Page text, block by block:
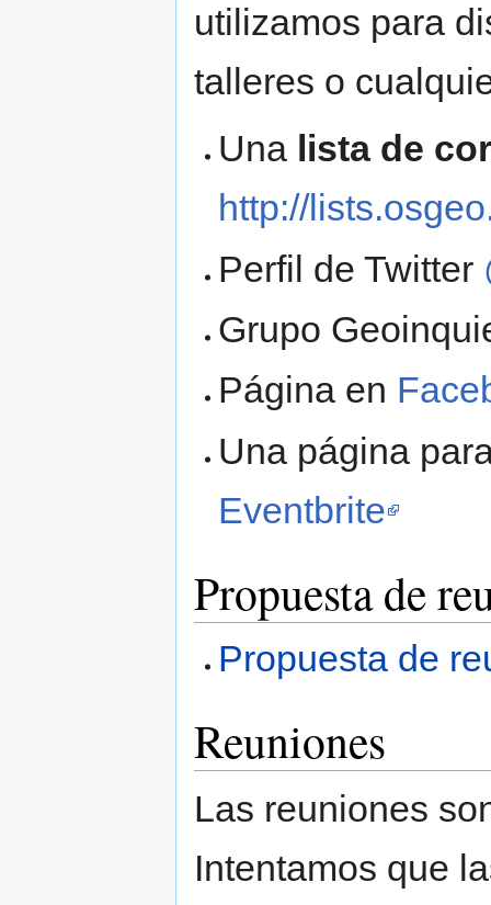
utilizamos para
talleres o
Una lista de
http://
Perfil de Twitter
Grupo
Página en
Una página
Eventbrite
Propuesta de
Propuesta de
Reuniones
Las reuniones
Intentamos que